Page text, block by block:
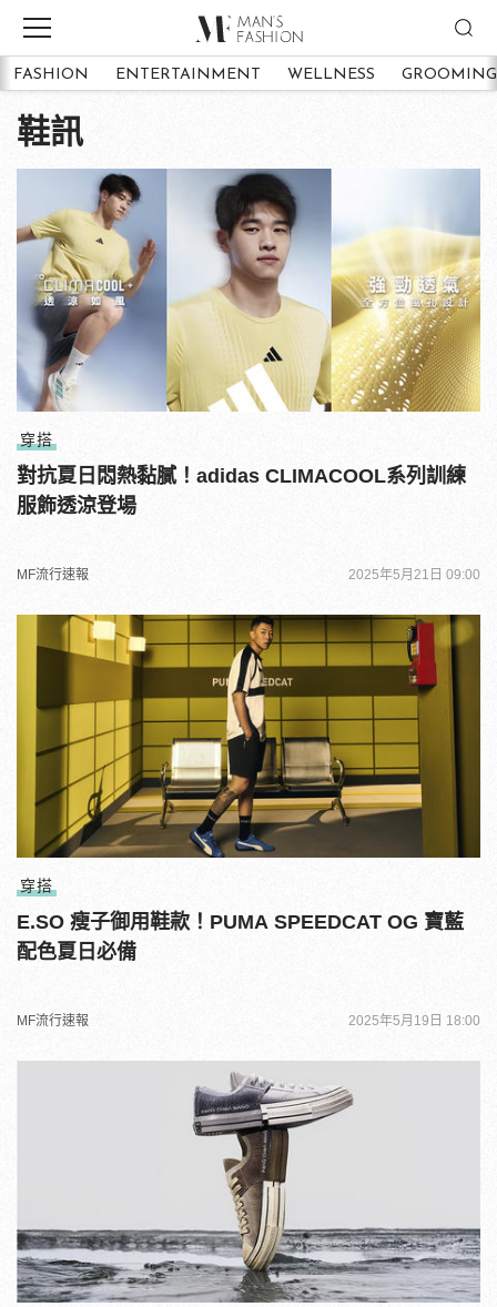
FASHION ENTERTAINMENT WELLNESS GROOMING
鞋訊
穿搭
對抗夏日悶熱黏膩！adidas CLIMACOOL系列訓練
服飾透涼登場
MF流行速報 2025年5月21日 09:00
穿搭
E.SO 瘦子御用鞋款！PUMA SPEEDCAT OG 寶藍
配色夏日必備
MF流行速報 2025年5月19日 18:00